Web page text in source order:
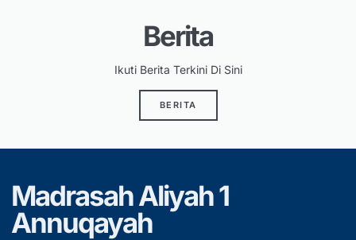
Berita
Ikuti Berita Terkini Di Sini
BERITA
Madrasah Aliyah 1
Annuqayah